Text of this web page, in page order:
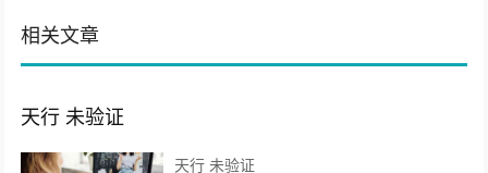
相关文章
天行 未验证
天行 未验证